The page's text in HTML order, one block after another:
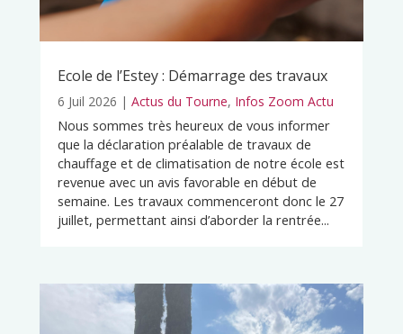
Ecole de l’Estey : Démarrage des travaux
6 Juil 2026 | Actus du Tourne, Infos Zoom Actu
Nous sommes très heureux de vous informer
que la déclaration préalable de travaux de
chauffage et de climatisation de notre école est
revenue avec un avis favorable en début de
semaine. Les travaux commenceront donc le 27
juillet, permettant ainsi d’aborder la rentrée...